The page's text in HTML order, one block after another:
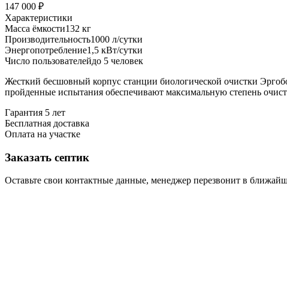
147 000 ₽
Характеристики
Масса ёмкости132 кг
Производительность1000 л/сутки
Энергопотребление1,5 кВт/сутки
Число пользователейдо 5 человек
Жесткий бесшовный корпус станции биологической очистки
пройденные испытания обеспечивают максимальную степень
Гарантия 5 лет
Бесплатная доставка
Оплата на участке
Заказать септик
Оставьте свои контактные данные, менеджер перезвонит в